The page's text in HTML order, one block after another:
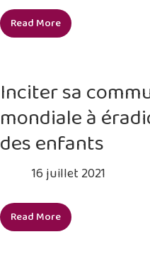
Read More
Donner
les
moyens
d’améliorer
moyens
de
subsistance
et
exhorter
les
Inciter sa
mondiale à
des enfants
16 juillet 2021
Read More
Inciter